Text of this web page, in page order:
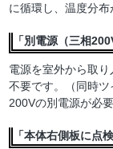
に循環し、温度分布
「別電源（三相
電源を室外から取
不要です。（同時
200Vの別電源が必要
「本体右側板に点